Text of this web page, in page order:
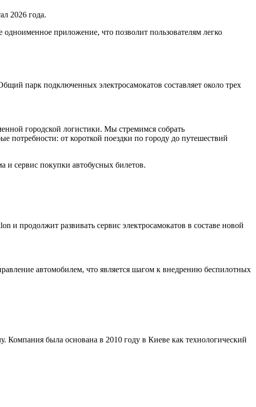
2026 года.
приложение, что позволит пользователям легко
парк подключенных электросамокатов составляет около трех
городской логистики. Мы стремимся собрать
потребности: от короткой поездки по городу до путешествий
и сервис покупки автобусных билетов.
и продолжит развивать сервис электросамокатов в составе новой
автомобилем, что является шагом к внедрению беспилотных
Компания была основана в 2010 году в Киеве как технологический